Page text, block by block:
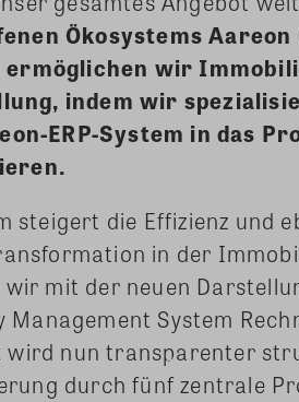
Ökosystems Aareon
wir
indem wir
ERP-System in das
steigert die Effizienz und
in der
mit der neuen
System
wird nun transparenter
durch fünf zentrale